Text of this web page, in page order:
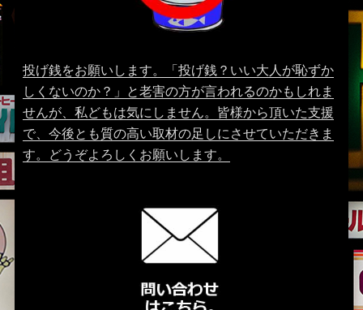
投げ銭をお願いします。「投げ銭？いい大人が恥ずか
しくないのか？」と老害の方が言われるのかもしれま
せんが、私どもは気にしません。皆様から頂いた支援
で、今後とも質の高い取材の足しにさせていただきま
す。どうぞよろしくお願いします。